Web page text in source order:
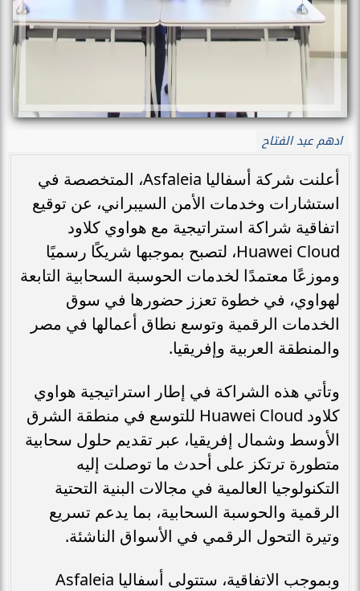
ادهم عبد الفتاح
أعلنت شركة أسفاليا Asfaleia، المتخصصة في
استشارات وخدمات الأمن السيبراني، عن توقيع
اتفاقية شراكة استراتيجية مع هواوي كلاود
Huawei Cloud، لتصبح بموجبها شريكًا رسميًا
وموزعًا معتمدًا لخدمات الحوسبة السحابية التابعة
لهواوي، في خطوة تعزز حضورها في سوق
الخدمات الرقمية وتوسع نطاق أعمالها في مصر
والمنطقة العربية وإفريقيا.
وتأتي هذه الشراكة في إطار استراتيجية هواوي
كلاود Huawei Cloud للتوسع في منطقة الشرق
الأوسط وشمال إفريقيا، عبر تقديم حلول سحابية
متطورة ترتكز على أحدث ما توصلت إليه
التكنولوجيا العالمية في مجالات البنية التحتية
الرقمية والحوسبة السحابية، بما يدعم تسريع
وتيرة التحول الرقمي في الأسواق الناشئة.
وبموجب الاتفاقية، ستتولى أسفاليا Asfaleia